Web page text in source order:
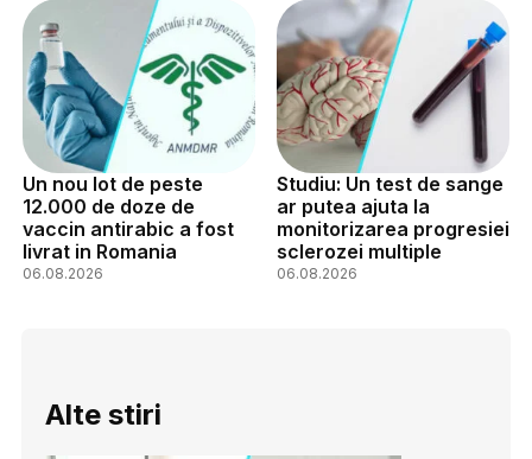
Un nou lot de peste
12.000 de doze de
vaccin antirabic a fost
livrat in Romania
06.08.2026
Studiu: Un test de sange
ar putea ajuta la
monitorizarea progresiei
sclerozei multiple
06.08.2026
Alte stiri